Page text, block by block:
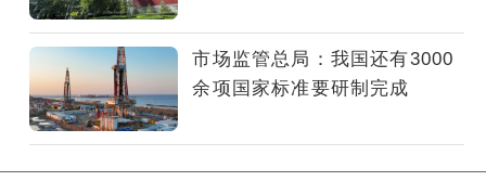
家
标
实
施。
市场监管总局：我国还有3000
余项国家标准要研制完成